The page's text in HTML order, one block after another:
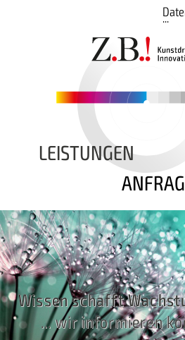
LEISTUNGEN
Wissen schafft
... wir informieren